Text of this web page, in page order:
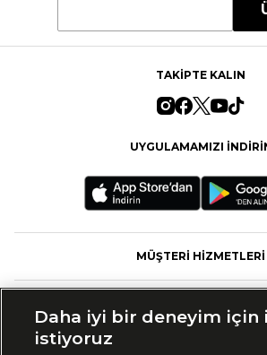
TAKİPTE KALIN
UYGULAMAMIZI
MÜŞTERİ HİZMETLERİ
Daha iyi bir deneyim için
istiyoruz